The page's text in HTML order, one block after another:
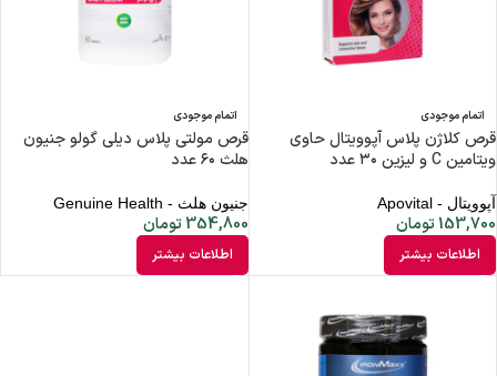
اتمام موجودی
قرص کلاژن پلاس آپوویتال حاوی
ویتامین C و لیزین ۳۰ عدد
آپوویتال - Apovital
153,700تومان
اطلاعات بیشتر
اتمام موجودی
قرص مولتی پلاس دیلی گولو جنیون
هلث ۶۰ عدد
جنیون هلث - Genuine Health
354,800 تومان
اطلاعات بیشتر